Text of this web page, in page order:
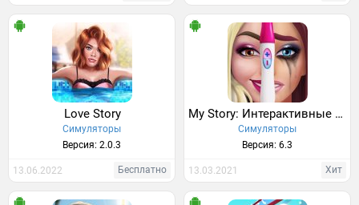
Love Story
Симуляторы
Версия: 2.0.3
13.06.2022 Бесплатно
My Story: Интерактивные истории
Симуляторы
Версия: 6.3
13.03.2021 Хит